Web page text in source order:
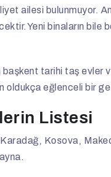
ailesi bulunmuyor.
binaların bile
tarihi taş evler
oldukça eğlenceli bir
Listesi
Kosova,